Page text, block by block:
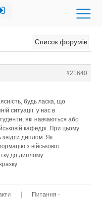
Список форумів
#21640
будь ласка, що
ситуації: у нас в
які навчаються або
кафедрі. При цьому
диплом. Як
з військової
до диплому
|
Питання -